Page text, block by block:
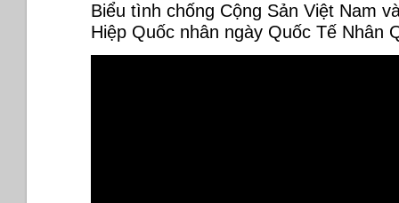
Biểu tình chống Cộng Sản Việt Nam
Hiệp Quốc nhân ngày Quốc Tế Nhân